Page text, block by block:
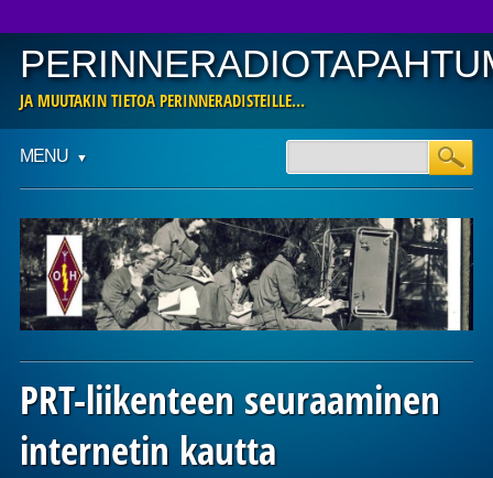
JA MUUTAKIN TIETOA PERINNERADISTEILLE…
Main menu
content
MENU
PRT-liikenteen seuraaminen
internetin kautta